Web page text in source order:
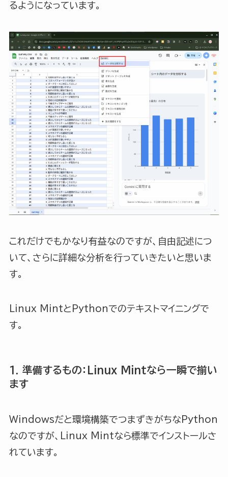
るようになっています。
これだけでもかなり有益なのですが、自由記述につ
いて、さらに詳細な分析を行っていきたいと思いま
す。
Linux MintとPythonでのテキストマイニングで
す。
1. 準備するもの：Linux Mintなら一瞬で揃い
ます
Windowsだと環境構築でつまずきがちなPython
なのですが、Linux Mintなら標準でインストールさ
れています。